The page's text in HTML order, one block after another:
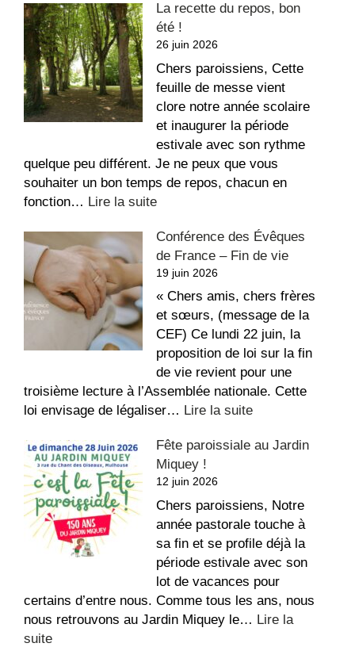
suite
aux
dégradations
dans
l’église
Saint-
Étienne
La recette du repos, bon
été !
26 juin 2026
Chers paroissiens, Cette
feuille de messe vient
clore notre année scolaire
et inaugurer la période
estivale avec son rythme
quelque peu différent. Je ne peux que vous
souhaiter un bon temps de repos, chacun en
fonction… Lire la suite:
recette
du
repos,
bon
été
!
Conférence des Évêques
de France – Fin de vie
19 juin 2026
« Chers amis, chers frères
et sœurs, (message de la
CEF) Ce lundi 22 juin, la
proposition de loi sur la fin
de vie revient pour une
troisième lecture à l’Assemblée nationale. Cette
loi envisage de légaliser… Lire la suite:
des
France
–
Fin
de
vie
Fête paroissiale au Jardin
Miquey !
12 juin 2026
Chers paroissiens, Notre
année pastorale touche à
sa fin et se profile déjà la
période estivale avec son
lot de vacances pour
certains d’entre nous. Comme tous les ans, nous
nous retrouvons au Jardin Miquey le… Lire la
suite: